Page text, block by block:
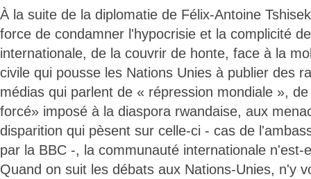
À la suite de la diplomatie de Félix-Antoine
force de condamner l'hypocrisie et la complicité
internationale, de la couvrir de honte, face à la
civile qui pousse les Nations Unies à publier des
médias qui parlent de « répression mondiale »,
forcé» imposé à la diaspora rwandaise, aux
disparition qui pèsent sur celle-ci - cas de
par la BBC -, la communauté internationale n'est-
Quand on suit les débats aux Nations-Unies, n'y